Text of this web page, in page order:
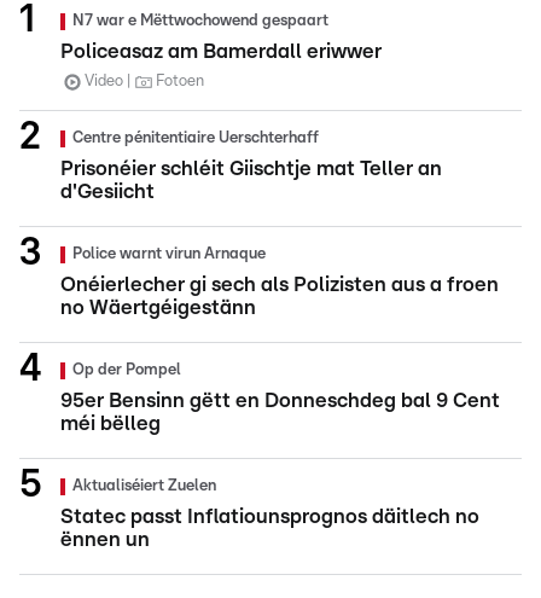
N7 war e Mëttwochowend gespaart
Policeasaz am Bamerdall eriwwer
Video Fotoen
Centre pénitentiaire Uerschterhaff
Prisonéier schléit Giischtje mat Teller an
d'Gesiicht
Police warnt virun Arnaque
Onéierlecher gi sech als Polizisten aus a froen
no Wäertgéigestänn
Op der Pompel
95er Bensinn gëtt en Donneschdeg bal 9 Cent
méi bëlleg
Aktualiséiert Zuelen
Statec passt Inflatiounsprognos däitlech no
ënnen un